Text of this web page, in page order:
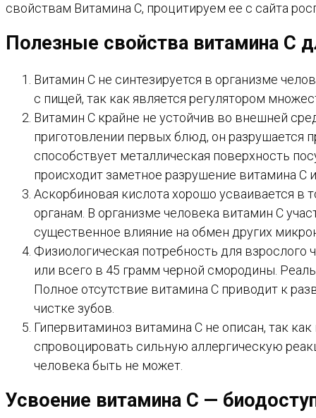
свойствам Витамина С, процитируем ее с сайта
Полезные свойства витамина С
Витамин С не синтезируется в организме
с пищей, так как является регулятором
Витамин С крайне не устойчив во внешней
приготовлении первых блюд, он разрушается
способствует металлическая поверхность
происходит заметное разрушение витамина С
Аскорбиновая кислота хорошо усваивается в
органам. В организме человека витамин С
существенное влияние на обмен других
Физиологическая потребность для
или всего в 45 грамм черной смородины.
Полное отсутствие витамина С приводит к
чистке зубов.
Гипервитаминоз витамина С не описан, так
спровоцировать сильную аллергическую
человека быть не может.
Усвоение витамина С —